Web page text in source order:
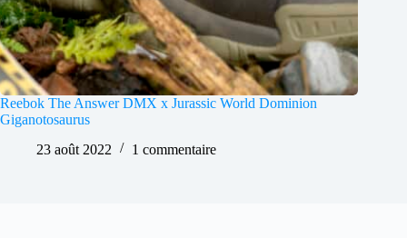
Reebok The Answer DMX x Jurassic World Dominion
Giganotosaurus
23 août 2022
1 commentaire